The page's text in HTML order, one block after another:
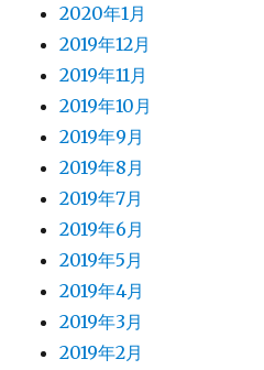
2020年1月
2019年12月
2019年11月
2019年10月
2019年9月
2019年8月
2019年7月
2019年6月
2019年5月
2019年4月
2019年3月
2019年2月